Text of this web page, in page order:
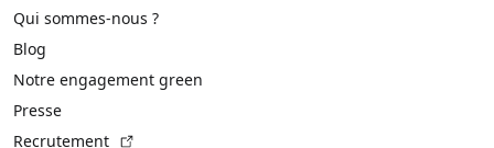
Qui sommes-nous ?
Blog
Notre engagement green
Presse
Recrutement